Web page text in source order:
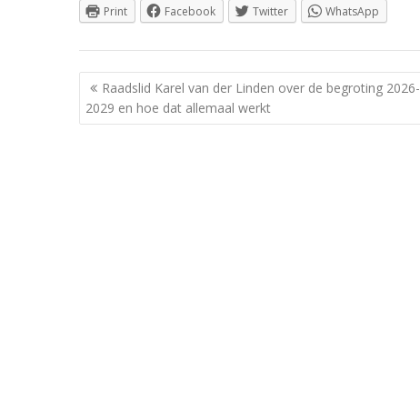
Print Facebook Twitter WhatsApp
Berichtnavigatie
Raadslid Karel van der Linden over de begroting 2026-
2029 en hoe dat allemaal werkt